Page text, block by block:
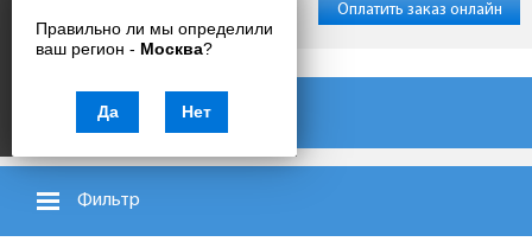
Правильно ли мы определили
ваш регион - Москва?
Да Нет
Оплатить заказ онлайн
Каталог товаров
Фильтр